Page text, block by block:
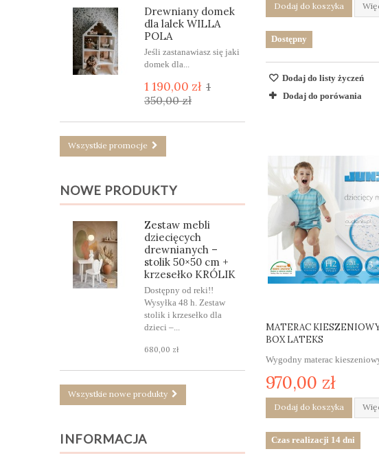
Drewniany domek
dla lalek WILLA
POLA
Jeśli zastanawiasz się jaki
domek dla...
1 190,00 zł 1
350,00 zł
Wszystkie promocje
NOWE PRODUKTY
Zestaw mebli
dziecięcych
drewnianych –
stolik 50×50 cm +
krzesełko KRÓLIK
Dostępny od reki!!
Wysyłka 48 h. Zestaw
stolik i krzesełko dla
dzieci –...
680,00 zł
Wszystkie nowe produkty
INFORMACJA
Dodaj do koszyka
Dostępny
Dodaj do listy życzeń
Dodaj do porówania
MATERAC
BOX LATEKS
Wygodny materac
970,00 zł
Dodaj do koszyka
Czas realizacji 14 dni